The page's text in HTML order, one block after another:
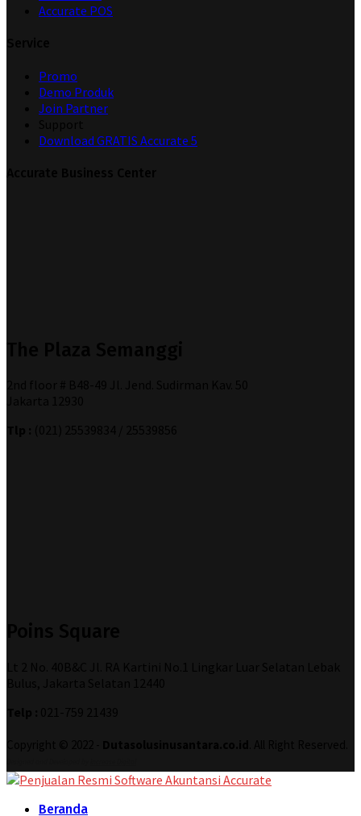
Accurate POS
Promo
Demo Produk
Join Partner
Download GRATIS Accurate 5
Beranda